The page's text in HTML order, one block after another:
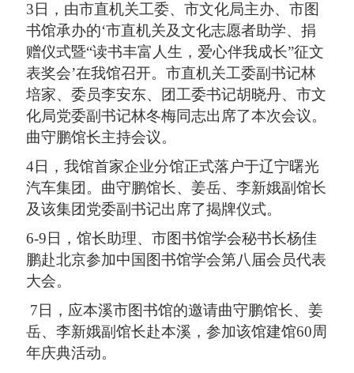
3日，由市直机关工委、市文化局主办、市图
书馆承办的‘市直机关及文化志愿者助学、捐
赠仪式暨“读书丰富人生，爱心伴我成长”征文
表奖会’在我馆召开。市直机关工委副书记林
培家、委员李安东、团工委书记胡晓丹、市文
化局党委副书记林冬梅同志出席了本次会议。
曲守鹏馆长主持会议。
4日，我馆首家企业分馆正式落户于辽宁曙光
汽车集团。曲守鹏馆长、姜岳、李新娥副馆长
及该集团党委副书记出席了揭牌仪式。
6-9日，馆长助理、市图书馆学会秘书长杨佳
鹏赴北京参加中国图书馆学会第八届会员代表
大会。
7日，应本溪市图书馆的邀请曲守鹏馆长、姜
岳、李新娥副馆长赴本溪，参加该馆建馆60周
年庆典活动。